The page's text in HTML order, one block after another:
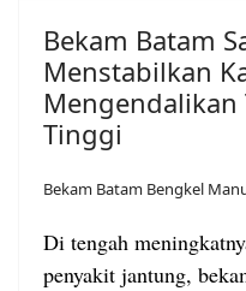
Bekam Batam
Menstabilkan
Mengendalikan
Tinggi
Bekam Batam Bengkel
Di tengah
penyakit jantung,